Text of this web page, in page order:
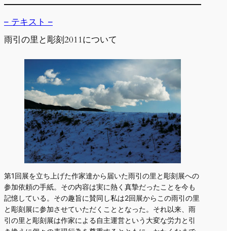
– テキスト –
雨引の里と彫刻2011について
第1回展を立ち上げた作家達から届いた雨引の里と彫刻展への
参加依頼の手紙。その内容は実に熱く真摯だったことを今も
記憶している。その趣旨に賛同し私は2回展からこの雨引の里
と彫刻展に参加させていただくこととなった。それ以来、雨
引の里と彫刻展は作家による自主運営という大変な労力と引